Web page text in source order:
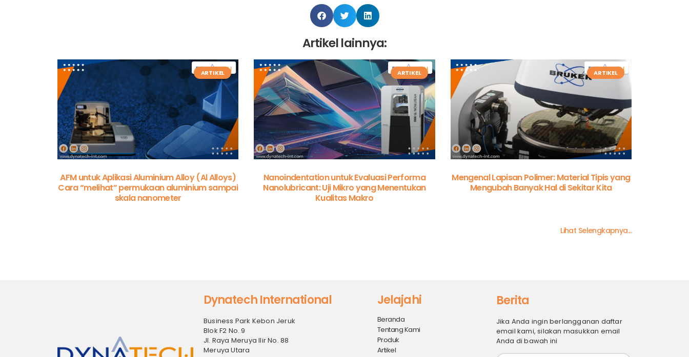
Artikel lainnya:
ARTIKEL
AFM untuk Aplikasi Aluminium Alloy (Al Alloys)
Cara “melihat” permukaan aluminium sampai
skala nanometer
ARTIKEL
Nanoindentation untuk Evaluasi Performa
Nanolubricant: Uji Mikro yang Menentukan
Kualitas Makro
ARTIKEL
Mengenal Lapisan Polimer: Material Tipis yang
Mengubah Banyak Hal di Sekitar Kita
Lihat Selengkapnya...
Dynatech International
Business Park Kebon Jeruk
Blok F2 No. 9
Jl. Raya Meruya Ilir No. 88
Meruya Utara
Jelajahi
Beranda
Tentang Kami
Produk
Artikel
Berita
Jika Anda ingin berlangganan daftar
email kami, silakan masukkan email
Anda di bawah ini